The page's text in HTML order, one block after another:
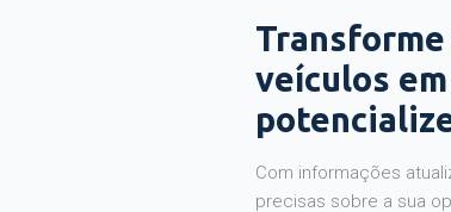
Transforme
veículos
Com informações
precisas sobre a sua